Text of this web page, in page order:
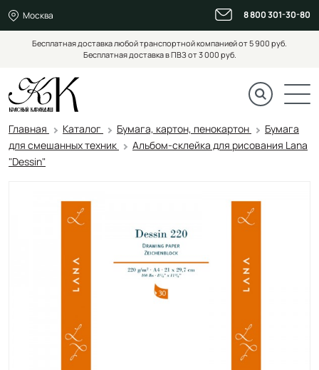
Москва 8 800 301-30-80
Бесплатная доставка любой транспортной компанией от 5 900 руб.
Бесплатная доставка в ПВЗ от 3 000 руб.
Главная Каталог Бумага, картон, пенокартон
Бумага
для смешанных техник
Альбом-склейка для рисования Lana
"Dessin"